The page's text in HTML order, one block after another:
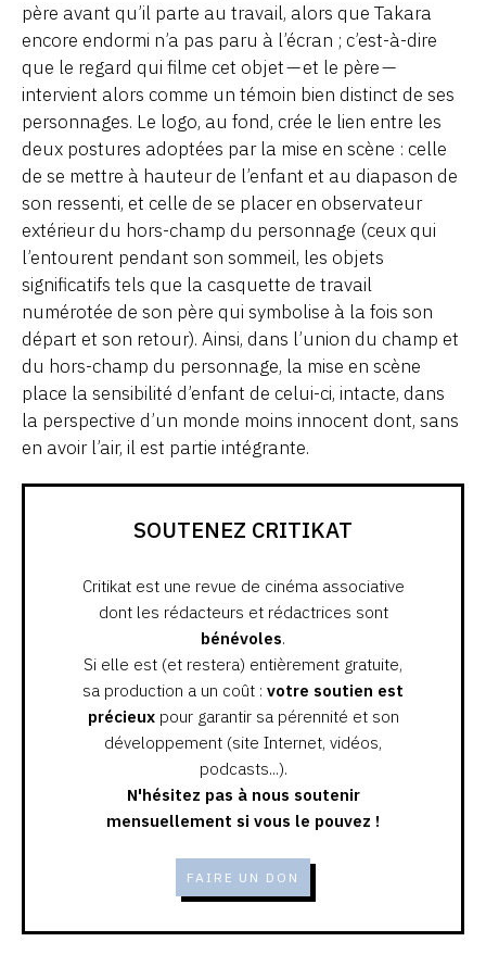
père avant qu’il parte au travail, alors que Takara
encore endormi n’a pas paru à l’écran ; c’est-à-dire
que le regard qui filme cet objet — et le père —
intervient alors comme un témoin bien distinct de ses
personnages. Le logo, au fond, crée le lien entre les
deux postures adoptées par la mise en scène : celle
de se mettre à hauteur de l’enfant et au diapason de
son ressenti, et celle de se placer en observateur
extérieur du hors-champ du personnage (ceux qui
l’entourent pendant son sommeil, les objets
significatifs tels que la casquette de travail
numérotée de son père qui symbolise à la fois son
départ et son retour). Ainsi, dans l’union du champ et
du hors-champ du personnage, la mise en scène
place la sensibilité d’enfant de celui-ci, intacte, dans
la perspective d’un monde moins innocent dont, sans
en avoir l’air, il est partie intégrante.
SOUTENEZ CRITIKAT
Critikat est une revue de cinéma associative
dont les rédacteurs et rédactrices sont
bénévoles.
Si elle est (et restera) entièrement gratuite,
sa production a un coût : votre soutien est
précieuxpour garantir sa pérennité et son
développement (site Internet, vidéos,
podcasts...).
N'hésitez pas à nous soutenir
mensuellement si vous le pouvez !
FAIRE UN DON